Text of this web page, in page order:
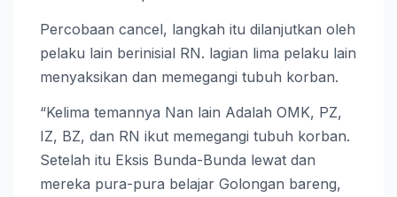
Percobaan cancel, langkah itu dilanjutkan oleh
pelaku lain berinisial RN. lagian lima pelaku lain
menyaksikan dan memegangi tubuh korban.
“Kelima temannya Nan lain Adalah OMK, PZ,
IZ, BZ, dan RN ikut memegangi tubuh korban.
Setelah itu Eksis Bunda-Bunda lewat dan
mereka pura-pura belajar Golongan bareng,